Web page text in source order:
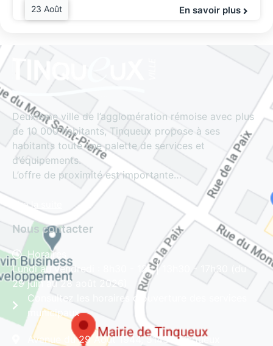
23 Août En savoir plus
Deuxième ville de l’agglomération rémoise avec plus
de 10 000 habitants, Tinqueux propose à ses
habitants toute une palette de services et
d’équipements.
L’offre de proximité est importante…
Lire la suite
Nous contacter
Horaires
Lundi au vendredi : 8h30 - 12h | 13h30 - 17h30 (du
29 juin au 28 août 2026)
Consultez les horaires d'ouverture des services
municipaux
Avenue du 29 Août 1944, 51430 Tinqueux